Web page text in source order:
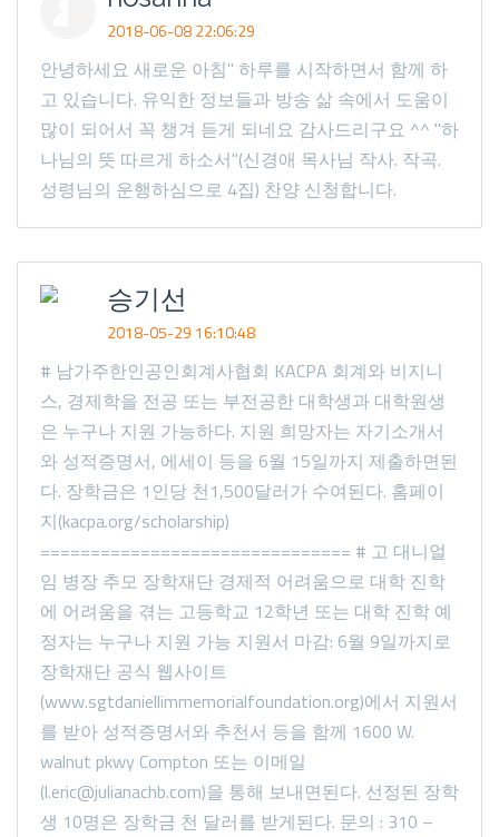
2018-06-08 22:06:29
안녕하세요 새로운 아침" 하루를 시작하면서 함께 하
고 있습니다. 유익한 정보들과 방송 삶 속에서 도움이
많이 되어서 꼭 챙겨 듣게 되네요 감사드리구요 ^^ "하
나님의 뜻 따르게 하소서"(신경애 목사님 작사. 작곡.
성령님의 운행하심으로 4집) 찬양 신청합니다.
승기선
2018-05-29 16:10:48
# 남가주한인공인회계사협회 KACPA 회계와 비지니
스, 경제학을 전공 또는 부전공한 대학생과 대학원생
은 누구나 지원 가능하다. 지원 희망자는 자기소개서
와 성적증명서, 에세이 등을 6월 15일까지 제출하면된
다. 장학금은 1인당 천1,500달러가 수여된다. 홈페이
지(kacpa.org/scholarship)
=============================== # 고 대니얼
임 병장 추모 장학재단 경제적 어려움으로 대학 진학
에 어려움을 겪는 고등학교 12학년 또는 대학 진학 예
정자는 누구나 지원 가능 지원서 마감: 6월 9일까지로
장학재단 공식 웹사이트
(www.sgtdaniellimmemorialfoundation.org)에서 지원서
를 받아 성적증명서와 추천서 등을 함께 1600 W.
walnut pkwy Compton 또는 이메일
(l.eric@julianachb.com)을 통해 보내면된다. 선정된 장학
생 10명은 장학금 천 달러를 받게된다. 문의 : 310 –